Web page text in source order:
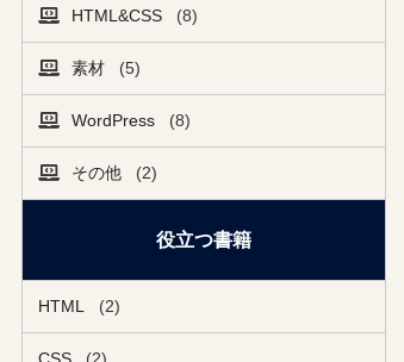
HTML&CSS (8)
素材 (5)
WordPress (8)
その他 (2)
役立つ書籍
HTML (2)